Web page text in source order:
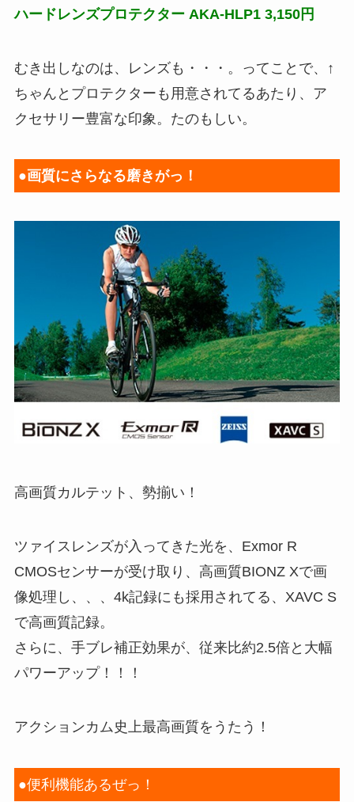
ハードレンズプロテクター AKA-HLP1 3,150円
むき出しなのは、レンズも・・・。ってことで、↑
ちゃんとプロテクターも用意されてるあたり、ア
クセサリー豊富な印象。たのもしい。
●画質にさらなる磨きがっ！
高画質カルテット、勢揃い！
ツァイスレンズが入ってきた光を、Exmor R
CMOSセンサーが受け取り、高画質BIONZ Xで画
像処理し、、、4k記録にも採用されてる、XAVC S
で高画質記録。
さらに、手ブレ補正効果が、従来比約2.5倍と大幅
パワーアップ！！！
アクションカム史上最高画質をうたう！
●便利機能あるぜっ！